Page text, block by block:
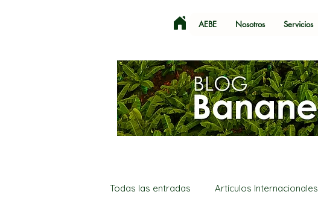
AEBE Nosotros Servicios
Todas las entradas Artículos Internacionales